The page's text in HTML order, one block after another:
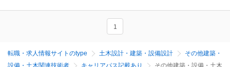
1
転職・求人情報サイトのtype 土木設計・建築・設備設計
その他建築・
設備・土木関連技術者
キャリアパス記載あり その他建築・設備・土木